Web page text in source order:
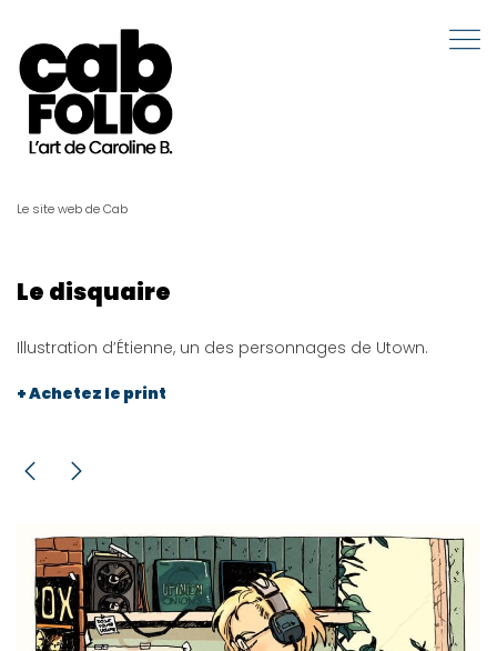
Le site web de Cab
Le disquaire
Illustration d’Étienne, un des personnages de Utown.
+ Achetez le print